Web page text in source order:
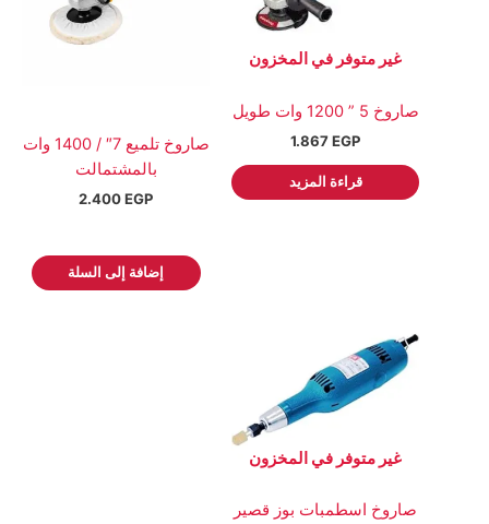
غير متوفر في المخزون
صاروخ 5 ” 1200 وات طويل
1.867EGP
قراءة المزيد
صاروخ تلميع 7″ / 1400 وات
بالمشتمالت
2.400EGP
إضافة إلى السلة
غير متوفر في المخزون
صاروخ اسطمبات بوز قصير